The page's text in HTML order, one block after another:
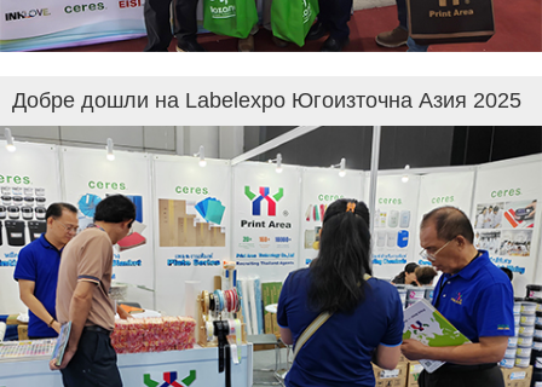
Добре дошли на Labelexpo Югоизточна Азия 2025